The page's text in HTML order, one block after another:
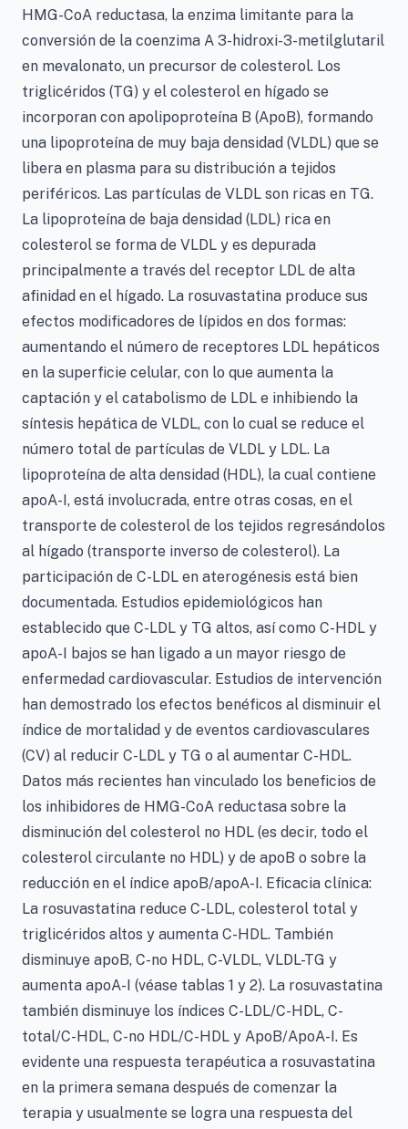
HMG-CoA reductasa, la enzima limitante para la
conversión de la coenzima A 3-hidroxi-3-metilglutaril
en mevalonato, un precursor de colesterol. Los
triglicéridos (TG) y el colesterol en hígado se
incorporan con apolipoproteína B (ApoB), formando
una lipoproteína de muy baja densidad (VLDL) que se
libera en plasma para su distribución a tejidos
periféricos. Las partículas de VLDL son ricas en TG.
La lipoproteína de baja densidad (LDL) rica en
colesterol se forma de VLDL y es depurada
principalmente a través del receptor LDL de alta
afinidad en el hígado. La rosuvastatina produce sus
efectos modificadores de lípidos en dos formas:
aumentando el número de receptores LDL hepáticos
en la superficie celular, con lo que aumenta la
captación y el catabolismo de LDL e inhibiendo la
síntesis hepática de VLDL, con lo cual se reduce el
número total de partículas de VLDL y LDL. La
lipoproteína de alta densidad (HDL), la cual contiene
apoA-I, está involucrada, entre otras cosas, en el
transporte de colesterol de los tejidos regresándolos
al hígado (transporte inverso de colesterol). La
participación de C-LDL en aterogénesis está bien
documentada. Estudios epidemiológicos han
establecido que C-LDL y TG altos, así como C-HDL y
apoA-I bajos se han ligado a un mayor riesgo de
enfermedad cardiovascular. Estudios de intervención
han demostrado los efectos benéficos al disminuir el
índice de mortalidad y de eventos cardiovasculares
(CV) al reducir C-LDL y TG o al aumentar C-HDL.
Datos más recientes han vinculado los beneficios de
los inhibidores de HMG-CoA reductasa sobre la
disminución del colesterol no HDL (es decir, todo el
colesterol circulante no HDL) y de apoB o sobre la
reducción en el índice apoB/apoA-I. Eficacia clínica:
La rosuvastatina reduce C-LDL, colesterol total y
triglicéridos altos y aumenta C-HDL. También
disminuye apoB, C-no HDL, C-VLDL, VLDL-TG y
aumenta apoA-I (véase tablas 1 y 2). La rosuvastatina
también disminuye los índices C-LDL/C-HDL, C-
total/C-HDL, C-no HDL/C-HDL y ApoB/ApoA-I. Es
evidente una respuesta terapéutica a rosuvastatina
en la primera semana después de comenzar la
terapia y usualmente se logra una respuesta del